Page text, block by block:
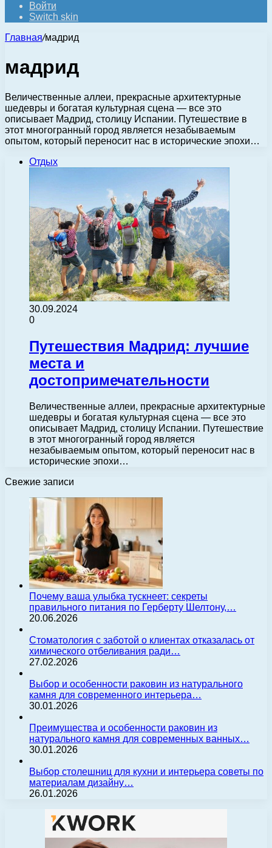
Войти
Switch skin
Главная/мадрид
мадрид
Величественные аллеи, прекрасные архитектурные
шедевры и богатая культурная сцена — все это
описывает Мадрид, столицу Испании. Путешествие в
этот многогранный город является незабываемым
опытом, который переносит нас в исторические эпохи…
Отдых
30.09.2024
0
Путешествия Мадрид: лучшие
места и
достопримечательности
Величественные аллеи, прекрасные архитектурные
шедевры и богатая культурная сцена — все это
описывает Мадрид, столицу Испании. Путешествие
в этот многогранный город является
незабываемым опытом, который переносит нас в
исторические эпохи…
Свежие записи
Почему ваша улыбка тускнеет: секреты
правильного питания по Герберту Шелтону,…
20.06.2026
Стоматология с заботой о клиентах отказалась от
химического отбеливания ради…
27.02.2026
Выбор и особенности раковин из натурального
камня для современного интерьера…
30.01.2026
Преимущества и особенности раковин из
натурального камня для современных ванных…
30.01.2026
Выбор столешниц для кухни и интерьера советы по
материалам дизайну…
26.01.2026